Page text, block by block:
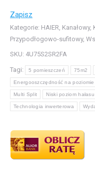
kW8.6,
Wydajność
chłodzenia
kW7.5,
Multi
Split
Jednostka
zew.
Liczba
jednostek
Zapisz
Kategorie: HAIER Kanałowy,
Przypodłogowo-sufitowy,
SKU: 4U75S2SR2FA
Tagi: 5 pomieszczeń 75m2
Energooszczędność na
Multi Split Niski poziom
Technologia inwerterowa